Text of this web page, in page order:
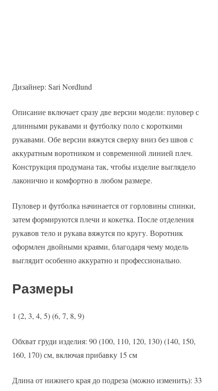
Дизайнер: Sari Nordlund
Описание включает сразу две версии модели: пуловер с
длинными рукавами и футболку поло с короткими
рукавами. Обе версии вяжутся сверху вниз без швов с
аккуратным воротником и современной линией плеч.
Конструкция продумана так, чтобы изделие выглядело
лаконично и комфортно в любом размере.
Пуловер и футболка начинается от горловины спинки,
затем формируются плечи и кокетка. После отделения
рукавов тело и рукава вяжутся по кругу. Воротник
оформлен двойными краями, благодаря чему модель
выглядит особенно аккуратно и профессионально.
Размеры
1 (2, 3, 4, 5) (6, 7, 8, 9)
Обхват груди изделия: 90 (100, 110, 120, 130) (140, 150,
160, 170) см, включая прибавку 15 см
Длина от нижнего края до подреза (можно изменить): 33